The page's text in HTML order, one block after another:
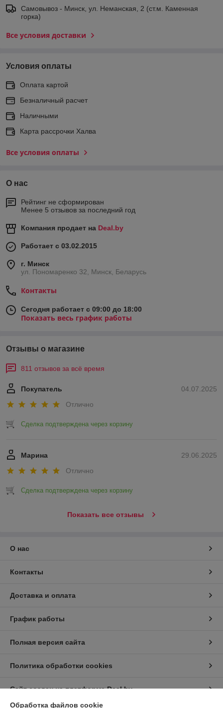
Самовывоз - Минск, ул. Неманская, 2 (ст.м. Каменная
горка)
Все условия доставки
Условия оплаты
Оплата картой
Безналичный расчет
Наличными
Карта рассрочки Халва
Все условия оплаты
О нас
Рейтинг не сформирован
Менее 5 отзывов за последний год
Компания продает на Deal.by
Работает с 03.02.2015
г. Минск
ул. Пономаренко 32, Минск, Беларусь
Контакты
Сегодня работает с 09:00 до 18:00
Показать весь график работы
Отзывы о магазине
811 отзывов за всё время
04.07.2025
Покупатель
Отлично
Сделка подтверждена через корзину
29.06.2025
Марина
Отлично
Сделка подтверждена через корзину
Показать все отзывы
О нас
Контакты
Доставка и оплата
График работы
Полная версия сайта
Политика обработки cookies
Сайт создан на платформе Deal.by
Обработка файлов cookie